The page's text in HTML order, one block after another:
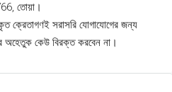
তোয়া।
ক্রেতাগণই সরাসরি যোগাযোগের জন্য
কেউ বিরক্ত করবেন না।